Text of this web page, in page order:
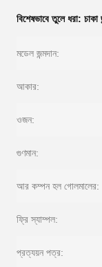
বিশেষভাবে তুলে ধরা: চাকা
মডেল জন্মদান:
আকার:
ওজন:
গুণমান:
আর কম্পন হল গোলমালের:
ফ্রি স্যাম্পল:
প্রত্যয়ন পত্র: